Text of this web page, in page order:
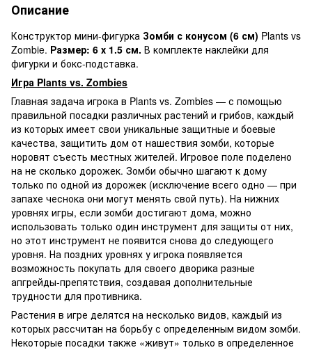
Описание
Конструктор мини-фигурка Зомби с конусом (6 см) Plants vs
Zombie. Размер: 6 х 1.5 см. В комплекте наклейки для
фигурки и бокс-подставка.
Игра Plants vs. Zombies
Главная задача игрока в Plants vs. Zombies — с помощью
правильной посадки различных растений и грибов, каждый
из которых имеет свои уникальные защитные и боевые
качества, защитить дом от нашествия зомби, которые
норовят съесть местных жителей. Игровое поле поделено
на не сколько дорожек. Зомби обычно шагают к дому
только по одной из дорожек (исключение всего одно — при
запахе чеснока они могут менять свой путь). На нижних
уровнях игры, если зомби достигают дома, можно
использовать только один инструмент для защиты от них,
но этот инструмент не появится снова до следующего
уровня. На поздних уровнях у игрока появляется
возможность покупать для своего дворика разные
апгрейды-препятствия, создавая дополнительные
трудности для противника.
Растения в игре делятся на несколько видов, каждый из
которых рассчитан на борьбу с определенным видом зомби.
Некоторые посадки также «живут» только в определенное